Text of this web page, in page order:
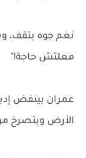
نغم جوه بتقف،
معلتش حاجة!"
عمران بينفض
الأرض وبتصرخ